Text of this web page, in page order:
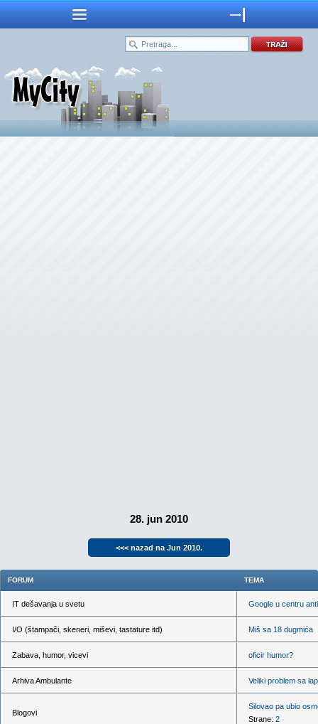
28. jun 2010
<<< nazad na Jun 2010.
FORUM TEMA
IT dešavanja u svetu Google u centru
I/O (štampači, skeneri, miševi, tastature itd) Miš sa 18 dugmića
Zabava, humor, vicevi oficir humor?
Arhiva Ambulante Veliki problem sa
Blogovi
Silovao pa ubio
Strane: 2